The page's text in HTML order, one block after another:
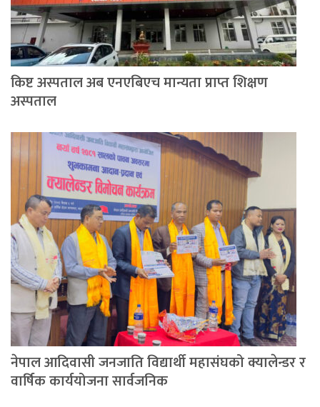
किष्ट अस्पताल अब एनएबिएच मान्यता प्राप्त शिक्षण
अस्पताल
नेपाल आदिवासी जनजाति विद्यार्थी महासंघको क्यालेन्डर र
वार्षिक कार्ययोजना सार्वजनिक